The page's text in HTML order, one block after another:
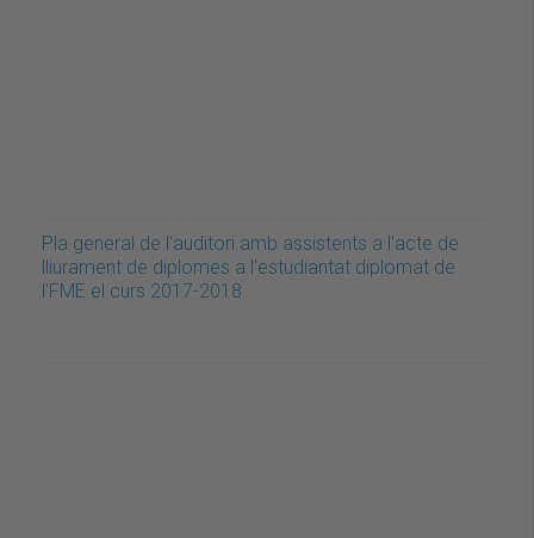
Pla general de l'auditori amb assistents a l'acte de
lliurament de diplomes a l'estudiantat diplomat de
l'FME el curs 2017-2018